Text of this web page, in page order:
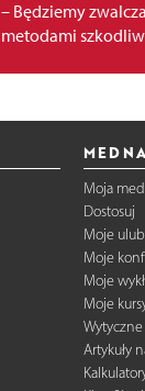
– Będziemy
metodami
Moja
Dostosuj
Moje
Moje
Moje
Moje
Wytyczne
Artykuły